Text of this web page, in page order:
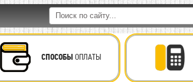
СПОСОБЫ ОПЛАТЫ